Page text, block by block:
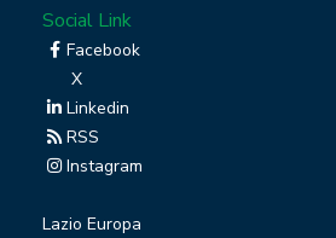
Social Link
Facebook
X
Linkedin
RSS
Instagram
Lazio Europa